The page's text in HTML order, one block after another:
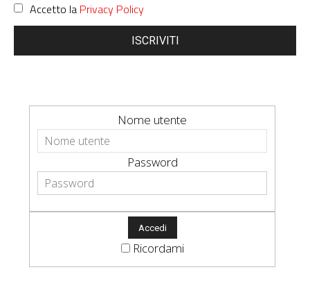
Accetto la Privacy Policy
ISCRIVITI
Nome utente
Password
Ricordami